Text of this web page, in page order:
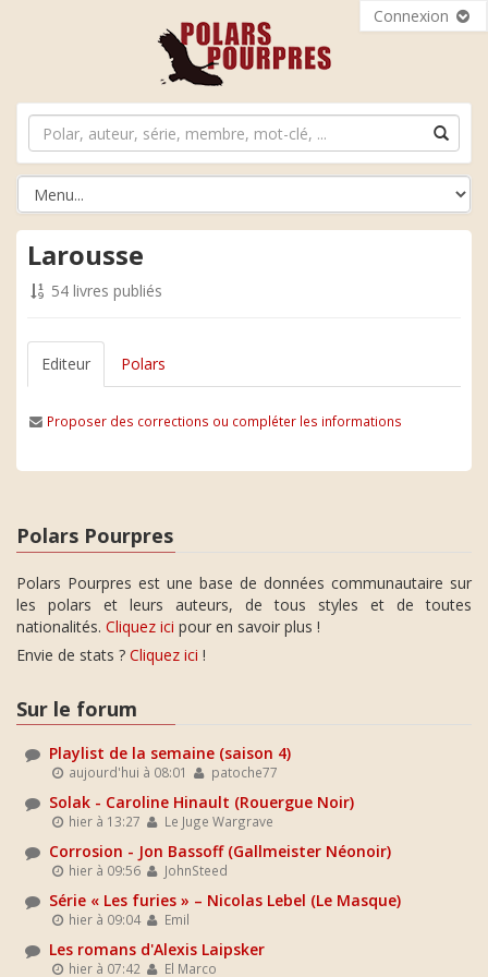
Connexion
Larousse
54 livres publiés
Editeur Polars
Proposer des corrections ou compléter les informations
Polars Pourpres
Polars Pourpres est une base de données communautaire sur
les polars et leurs auteurs, de tous styles et de toutes
nationalités. Cliquez ici pour en savoir plus !
Envie de stats ? Cliquez ici !
Sur le forum
Playlist de la semaine (saison 4)
aujourd'hui à 08:01 patoche77
Solak - Caroline Hinault (Rouergue Noir)
hier à 13:27 Le Juge Wargrave
Corrosion - Jon Bassoff (Gallmeister Néonoir)
hier à 09:56 JohnSteed
Série « Les furies » – Nicolas Lebel (Le Masque)
hier à 09:04 Emil
Les romans d'Alexis Laipsker
hier à 07:42 El Marco